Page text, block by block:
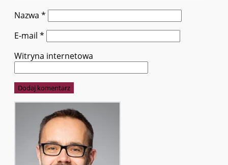
Nazwa *
E-mail *
Witryna internetowa